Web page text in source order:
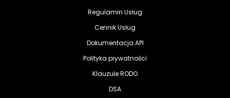
Regulamin Usług
Cennik Usług
Dokumentacja API
Polityka prywatności
Klauzule RODO
DSA